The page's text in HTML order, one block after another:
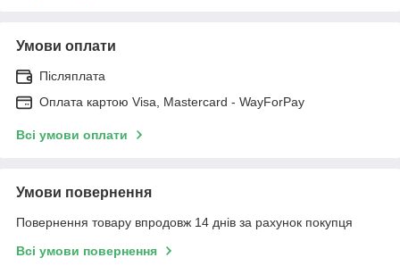
Умови оплати
Післяплата
Оплата картою Visa, Mastercard - WayForPay
Всі умови оплати
Умови повернення
Повернення товару впродовж 14 днів за рахунок покупця
Всі умови повернення